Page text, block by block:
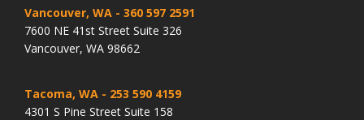
Vancouver, WA - 360 597 2591
7600 NE 41st Street Suite 326
Vancouver, WA 98662
Tacoma, WA - 253 590 4159
4301 S Pine Street Suite 158